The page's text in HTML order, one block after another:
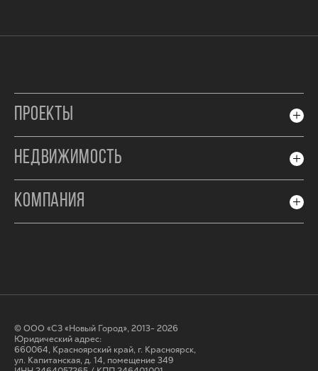
ПРОЕКТЫ
НЕДВИЖИМОСТЬ
КОМПАНИЯ
© ООО «СЗ «Новый Город», 2013- 2026
Юридический адрес:
660064, Красноярский край, г. Красноярск,
ул. Капитанская, д. 14, помещение 349